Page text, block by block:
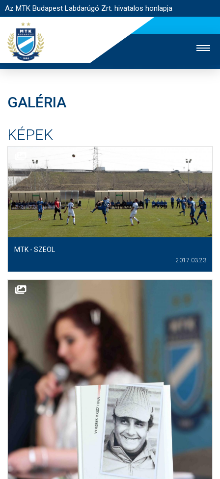
Az MTK Budapest Labdarúgó Zrt. hivatalos honlapja
JEGYÉRTÉKESÍTÉS
EGYESÜLET
KAPCSOLAT
NYITÓLAP
HÍREK
CSAPATOK
MÉRKŐZÉSEK
GALÉRIA
AKKREDITÁCIÓ
GALÉRIA
KÉPEK
MTK - SZEOL
2017.03.23